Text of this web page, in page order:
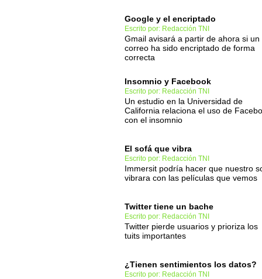
Google y el encriptado
Escrito por: Redacción TNI
Gmail avisará a partir de ahora si un
correo ha sido encriptado de forma
correcta
Insomnio y Facebook
Escrito por: Redacción TNI
Un estudio en la Universidad de
California relaciona el uso de
con el insomnio
El sofá que vibra
Escrito por: Redacción TNI
Immersit podría hacer que nuestro
vibrara con las películas que vemos
Twitter tiene un bache
Escrito por: Redacción TNI
Twitter pierde usuarios y prioriza los
tuits importantes
¿Tienen sentimientos los datos?
Escrito por: Redacción TNI